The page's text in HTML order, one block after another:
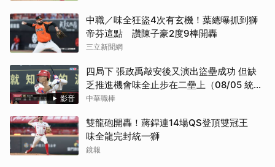
中職／味全狂盜4次有玄機！葉總曝抓到獅
帝芬這點 讚陳子豪2度9棒開轟
三立新聞網
影音
四局下 張政禹敲安後又演出盜壘成功 但缺
乏推進機會味全止步在二壘上（08/05 統一
VS 味全）
中華職棒
雙龍砲開轟！蔣銲連14場QS登頂雙冠王
味全龍完封統一獅
鏡報